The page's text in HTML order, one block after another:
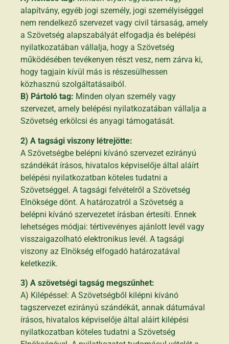
alapítvány, egyéb jogi személy, jogi személyiséggel
nem rendelkező szervezet vagy civil társaság, amely
a Szövetség alapszabályát elfogadja és belépési
nyilatkozatában vállalja, hogy a Szövetség
működésében tevékenyen részt vesz, nem zárva ki,
hogy tagjain kívül más is részesülhessen
közhasznú szolgáltatásaiból.
B) Pártoló tag: Minden olyan személy vagy
szervezet, amely belépési nyilatkozatában vállalja a
Szövetség erkölcsi és anyagi támogatását.
2) A tagsági viszony létrejötte:
A Szövetségbe belépni kívánó szervezet ezirányú
szándékát írásos, hivatalos képviselője által aláírt
belépési nyilatkozatban köteles tudatni a
Szövetséggel. A tagsági felvételről a Szövetség
Elnöksége dönt. A határozatról a Szövetség a
belépni kívánó szervezetet írásban értesíti. Ennek
lehetséges módjai: tértivevényes ajánlott levél vagy
visszaigazolható elektronikus levél. A tagsági
viszony az Elnökség elfogadó határozatával
keletkezik.
3) A szövetségi tagság megszűnhet:
A) Kilépéssel: A Szövetségből kilépni kívánó
tagszervezet ezirányú szándékát, annak dátumával
írásos, hivatalos képviselője által aláírt kilépési
nyilatkozatban köteles tudatni a Szövetség